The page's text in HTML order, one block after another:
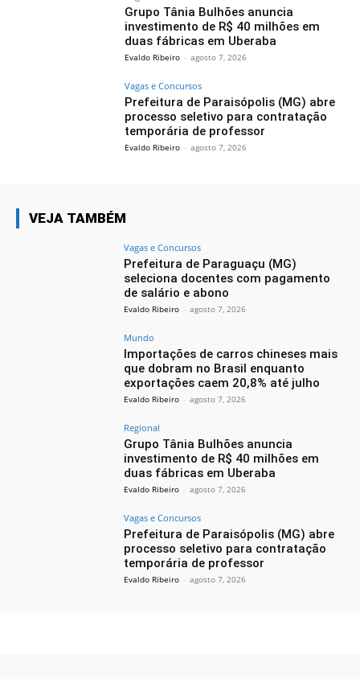
Grupo Tânia Bulhões anuncia
investimento de R$ 40 milhões em
duas fábricas em Uberaba
Evaldo Ribeiro - agosto 7, 2026
Vagas e Concursos
Prefeitura de Paraisópolis (MG) abre
processo seletivo para contratação
temporária de professor
Evaldo Ribeiro - agosto 7, 2026
VEJA TAMBÉM
Vagas e Concursos
Prefeitura de Paraguaçu (MG)
seleciona docentes com pagamento
de salário e abono
Evaldo Ribeiro - agosto 7, 2026
Mundo
Importações de carros chineses mais
que dobram no Brasil enquanto
exportações caem 20,8% até julho
Evaldo Ribeiro - agosto 7, 2026
Regional
Grupo Tânia Bulhões anuncia
investimento de R$ 40 milhões em
duas fábricas em Uberaba
Evaldo Ribeiro - agosto 7, 2026
Vagas e Concursos
Prefeitura de Paraisópolis (MG) abre
processo seletivo para contratação
temporária de professor
Evaldo Ribeiro - agosto 7, 2026